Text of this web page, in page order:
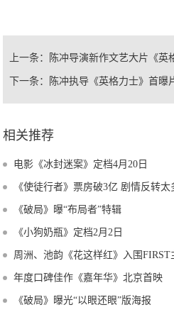
上一条： 陈冲导演新作文艺大片《英
下一条： 陈冲执导《英格力士》首曝
相关推荐
电影《冰封迷案》定档4月20日
《使徒行者》票房破3亿 剧情反转
《破局》曝“布局者”特辑
《小狗奶瓶》定档2月2日
周洲、池韵《花这样红》入围FIRST
年度口碑佳作《嘉年华》北京首映
《破局》曝光“以眼还眼”版海报